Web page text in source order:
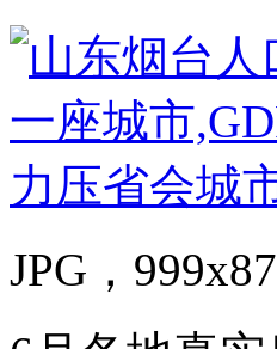
JPG，